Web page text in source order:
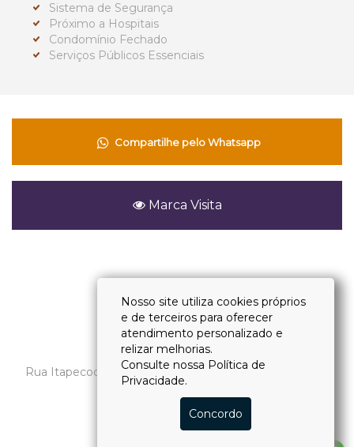
Sistema de Segurança
Próximo a Hospitais
Condomínio Fechado
Serviços Públicos Essenciais
Compartilhe pelo Whatsapp
Marca Visita
(11) 4118-2828
Rua Itapecoca, 27 - Vila Andrade - CEP 05715-030 - São
Paulo – SP
CRECI: J-31482
Nosso site utiliza cookies próprios
e de terceiros para oferecer
atendimento personalizado e
relizar melhorias.
Consulte nossa Política de
Privacidade.
Concordo